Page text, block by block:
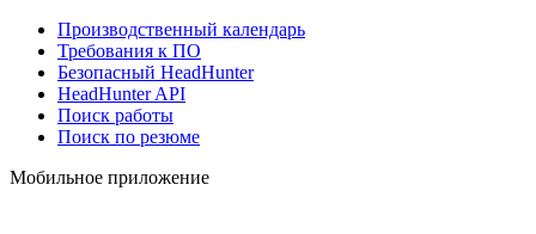
Производственный календарь
Требования к ПО
Безопасный HeadHunter
HeadHunter API
Поиск работы
Поиск по резюме
Мобильное приложение